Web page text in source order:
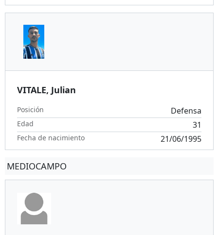
VITALE, Julian
Posición Defensa
Edad 31
Fecha de nacimiento 21/06/1995
MEDIOCAMPO